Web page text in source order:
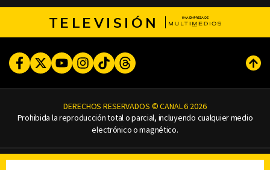
TELEVISIÓN
FacebookTwitterYoutubeInstagram
TikTokThreads
DERECHOS RESERVADOS © CANAL 6 2026
Prohibida la reproducción total o parcial, incluyendo cualquier medio
electrónico o magnético.